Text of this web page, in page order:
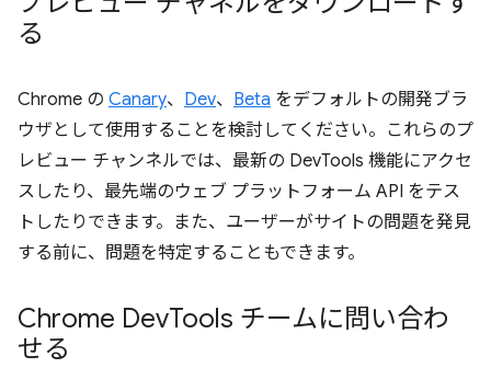
る
Chrome の Canary、 Dev、 Beta をデフォルトの開発ブラ
ウザとして使用することを検討してください。これらのプ
レビュー チャンネルでは、最新の DevTools 機能にアクセ
スしたり、最先端のウェブ プラットフォーム API をテス
トしたりできます。また、ユーザーがサイトの問題を発見
する前に、問題を特定することもできます。
Chrome DevTools チームに問い合わ
せる